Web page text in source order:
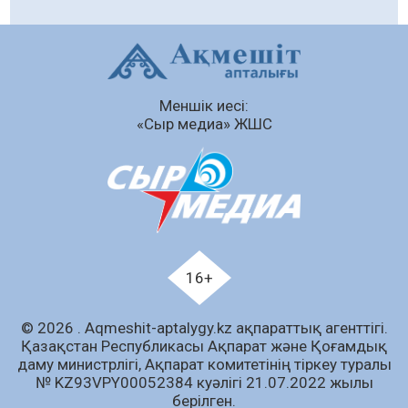
Зәулім ғимараттарда туған жерді түлеткен
азаматтардың қолтаңбасы бар
Еңбегі ерлікпен тең мамандық
Кенеге қарсы залалсыздандыру жұмыстары
жүргізілуде
07.08.2026 95 0
Меншік иесі:
«Сыр медиа» ЖШС
16+
© 2026 . Аqmeshit-aptalygy.kz ақпараттық агенттігі.
Қазақстан Республикасы Ақпарат және Қоғамдық
даму министрлігі, Ақпарат комитетінің тіркеу туралы
№ KZ93VPY00052384 куәлігі 21.07.2022 жылы
берілген.